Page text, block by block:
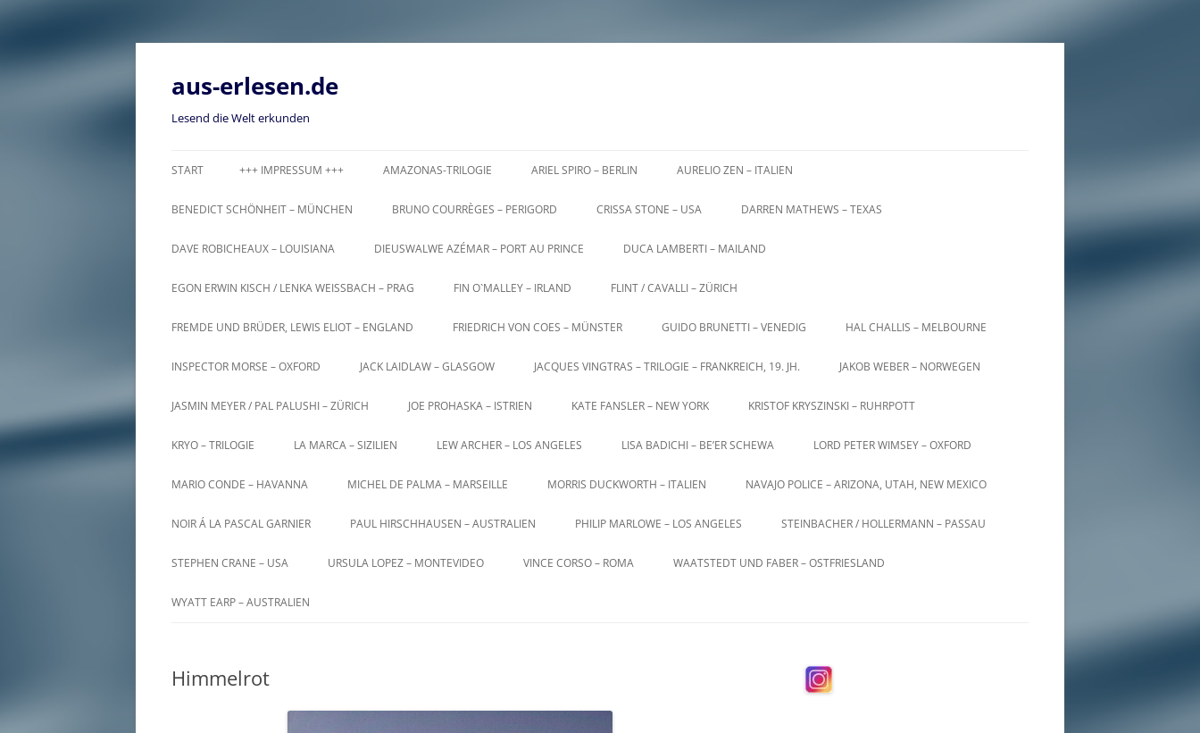
Zum
aus-erlesen.de
Lesend die Welt erkunden
START +++ IMPRESSUM +++ AMAZONAS-TRILOGIE ARIEL SPIRO – BERLIN AURELIO ZEN – ITALIEN
BENEDICT SCHÖNHEIT – MÜNCHEN BRUNO COURRÈGES – PERIGORD CRISSA STONE – USA DARREN MATHEWS – TEXAS
DAVE ROBICHEAUX – LOUISIANA DIEUSWALWE AZÉMAR – PORT AU PRINCE DUCA LAMBERTI – MAILAND
EGON ERWIN KISCH / LENKA WEISSBACH – PRAG FIN O`MALLEY – IRLAND FLINT / CAVALLI – ZÜRICH
FREMDE UND BRÜDER, LEWIS ELIOT – ENGLAND FRIEDRICH VON COES – MÜNSTER GUIDO BRUNETTI – VENEDIG HAL CHALLIS – MELBOURNE
INSPECTOR MORSE – OXFORD JACK LAIDLAW – GLASGOW JACQUES VINGTRAS – TRILOGIE – FRANKREICH, 19. JH. JAKOB WEBER – NORWEGEN
JASMIN MEYER / PAL PALUSHI – ZÜRICH JOE PROHASKA – ISTRIEN KATE FANSLER – NEW YORK KRISTOF KRYSZINSKI – RUHRPOTT
KRYO – TRILOGIE LA MARCA – SIZILIEN LEW ARCHER – LOS ANGELES LISA BADICHI – BE’ER SCHEWA LORD PETER WIMSEY – OXFORD
MARIO CONDE – HAVANNA MICHEL DE PALMA – MARSEILLE MORRIS DUCKWORTH – ITALIEN NAVAJO POLICE – ARIZONA, UTAH, NEW MEXICO
NOIR Á LA PASCAL GARNIER PAUL HIRSCHHAUSEN – AUSTRALIEN PHILIP MARLOWE – LOS ANGELES STEINBACHER / HOLLERMANN – PASSAU
STEPHEN CRANE – USA URSULA LOPEZ – MONTEVIDEO VINCE CORSO – ROMA WAATSTEDT UND FABER – OSTFRIESLAND
WYATT EARP – AUSTRALIEN
Himmelrot